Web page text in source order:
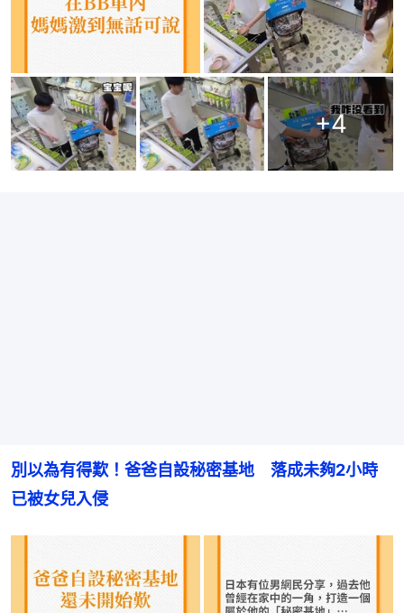
+4
別以為有得歎！爸爸自設秘密基地　落成未夠2小時
已被女兒入侵